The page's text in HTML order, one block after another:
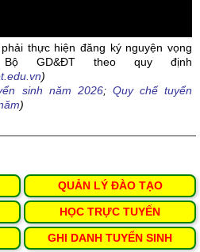
thực hiện đăng ký nguyện vọng
GD&ĐT theo quy định
)
sinh năm 2026; Quy chế tuyển
)
QUẢN LÝ ĐÀO TẠO
HỌC TRỰC TUYẾN
GHI DANH TUYỂN SINH